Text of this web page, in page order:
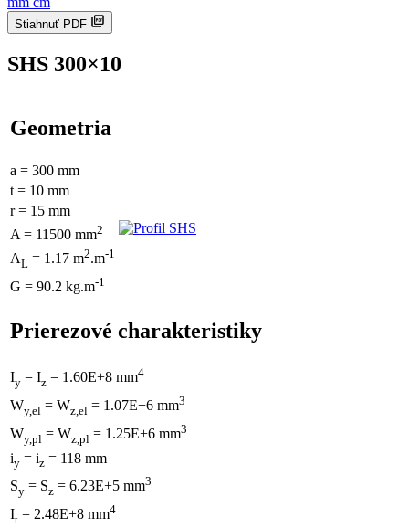
Stiahnuť PDF
SHS 300×10
Geometria
a = 300 mm
t = 10 mm
r = 15 mm
A = 11500 mm2
AL = 1.17 m2.m-1
G = 90.2 kg.m-1
Prierezové charakteristiky
Iy = Iz = 1.60E+8 mm4
Wy,el = Wz,el = 1.07E+6 mm3
Wy,pl = Wz,pl = 1.25E+6 mm3
iy = iz = 118 mm
Sy = Sz = 6.23E+5 mm3
It = 2.48E+8 mm4